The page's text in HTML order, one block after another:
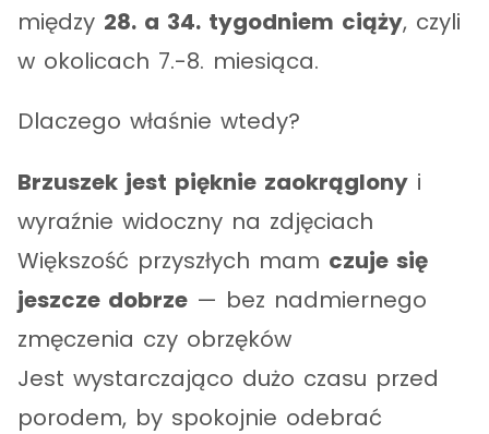
między 28. a 34. tygodniem ciąży, czyli
w okolicach 7.-8. miesiąca.
Dlaczego właśnie wtedy?
Brzuszek jest pięknie zaokrąglony i
wyraźnie widoczny na zdjęciach
Większość przyszłych mam czuje się
jeszcze dobrze — bez nadmiernego
zmęczenia czy obrzęków
Jest wystarczająco dużo czasu przed
porodem, by spokojnie odebrać